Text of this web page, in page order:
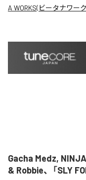
A WORKS(ビータナワー
Gacha Medz,
& Robbie、「SLY